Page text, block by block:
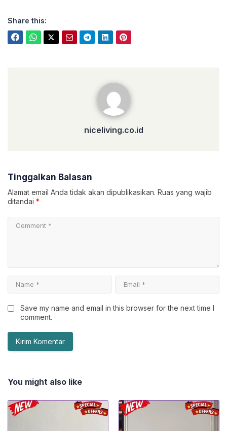
Share this:
niceliving.co.id
Tinggalkan Balasan
Alamat email Anda tidak akan dipublikasikan. Ruas yang wajib
ditandai *
Save my name and email in this browser for the next time I
comment.
You might also like